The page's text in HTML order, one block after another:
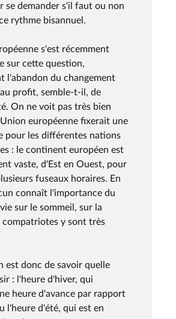
se demander s'il faut ou non
rythme bisannuel.
s'est récemment
sur cette question,
l'abandon du changement
profit, semble-t-il, de
On ne voit pas très bien
européenne fixerait une
pour les différentes nations
: le continent européen est
vaste, d'Est en Ouest, pour
fuseaux horaires. En
connaît l'importance du
sur le sommeil, sur la
compatriotes y sont très
est donc de savoir quelle
: l'heure d'hiver, qui
heure d'avance par rapport
l'heure d'été, qui est en